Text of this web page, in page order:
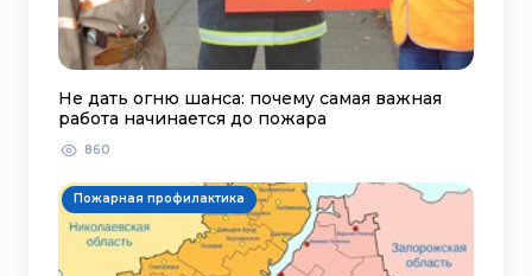
Не дать огню шанса: почему самая важная
работа начинается до пожара
860
Пожарная профилактика